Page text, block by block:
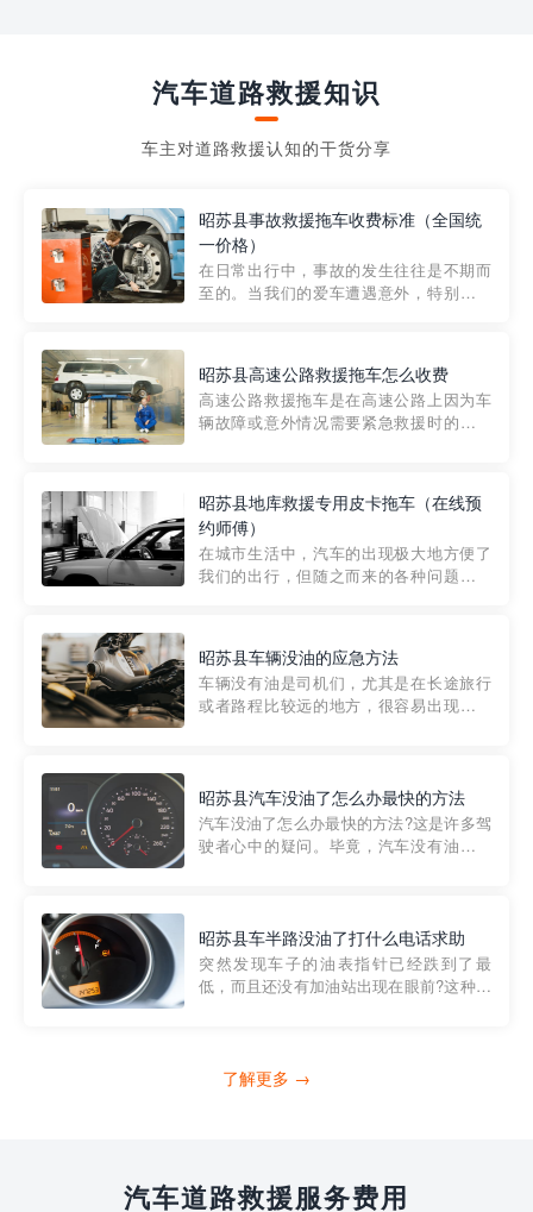
汽车道路救援知识
车主对道路救援认知的干货分享
昭苏县事故救援拖车收费标准（全国统
一价格）
在日常出行中，事故的发生往往是不期而
至的。当我们的爱车遭遇意外，特别是在
细解析一下市区事故救援拖车的收费标
准，以及在选用拖车服务时应注...
昭苏县高速公路救援拖车怎么收费
高速公路救援拖车是在高速公路上因为车
辆故障或意外情况需要紧急救援时的必备
路救援拖车的收费标准是由当地交通管理
部门制定的。起步价通...
昭苏县地库救援专用皮卡拖车（在线预
约师傅）
在城市生活中，汽车的出现极大地方便了
我们的出行，但随之而来的各种问题也让
紧急情况下，我们需要一种高效可靠的救
援方式。而这时，地库救援专...
昭苏县车辆没油的应急方法
车辆没有油是司机们，尤其是在长途旅行
或者路程比较远的地方，很容易出现这种
的送油师傅，解决没油的紧急情况。 首
先，让我们来了解一下穿...
昭苏县汽车没油了怎么办最快的方法
汽车没油了怎么办最快的方法?这是许多驾
驶者心中的疑问。毕竟，汽车没有油就无
越者小程序是一款专门解决汽车没油问题
的在线服务平台。通过...
昭苏县车半路没油了打什么电话求助
突然发现车子的油表指针已经跌到了最
低，而且还没有加油站出现在眼前?这种情
打4006363122请求送油人员来帮助你。
了解更多 →
汽车道路救援服务费用